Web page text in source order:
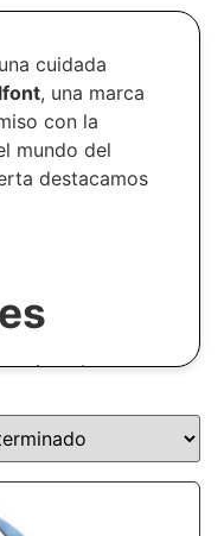
cuidada
, una marca
con la
mundo del
destacamos
a la